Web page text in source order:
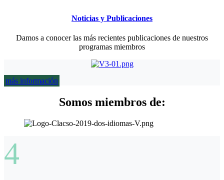
Noticias y Publicaciones
Damos a conocer las más recientes publicaciones de nuestros
programas miembros
más información
Somos miembros de:
4